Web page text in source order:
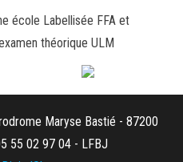
école Labellisée FFA et
théorique ULM
Maryse Bastié - 87200
55 02 97 04 - LFBJ